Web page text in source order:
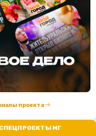
проекта
СПЕЦПРОЕКТЫ МГ